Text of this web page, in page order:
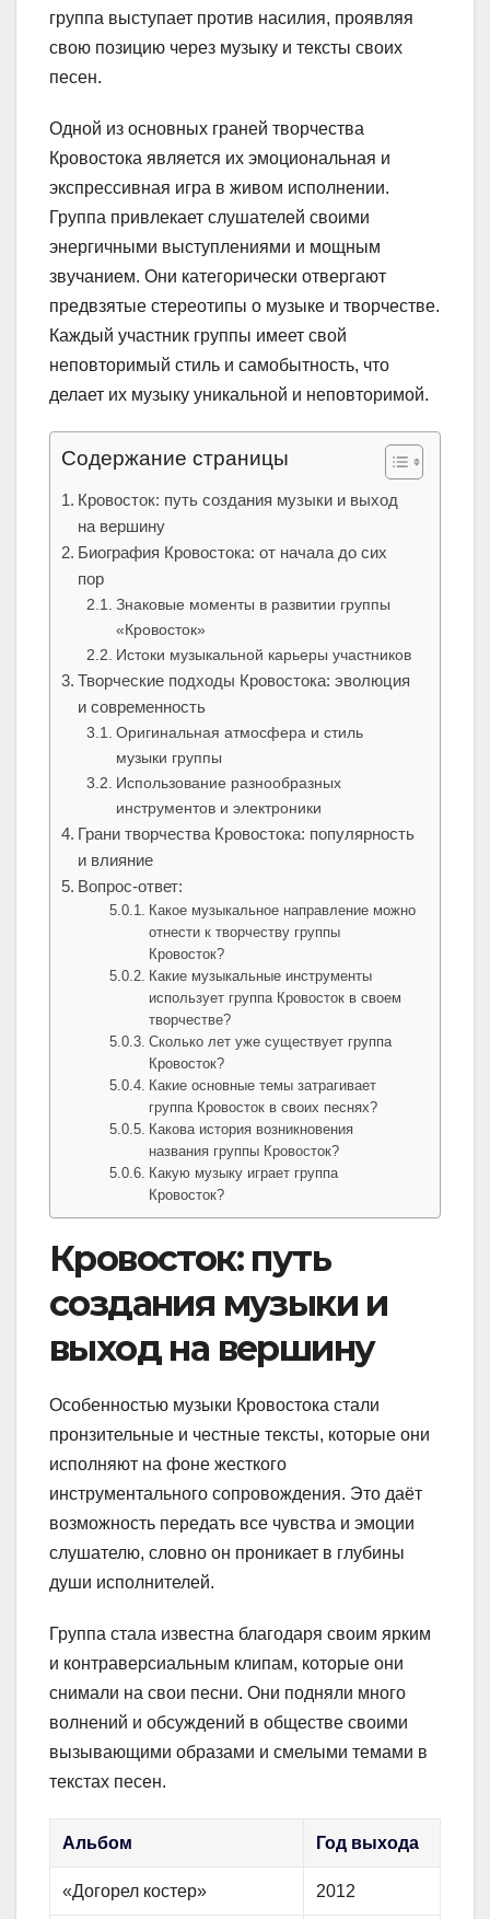
группа выступает против насилия, проявляя
свою позицию через музыку и тексты своих
песен.
Одной из основных граней творчества
Кровостока является их эмоциональная и
экспрессивная игра в живом исполнении.
Группа привлекает слушателей своими
энергичными выступлениями и мощным
звучанием. Они категорически отвергают
предвзятые стереотипы о музыке и творчестве.
Каждый участник группы имеет свой
неповторимый стиль и самобытность, что
делает их музыку уникальной и неповторимой.
Содержание страницы
Кровосток: путь создания музыки и выход
на вершину
Биография Кровостока: от начала до сих
пор
Знаковые моменты в развитии группы
«Кровосток»
Истоки музыкальной карьеры участников
Творческие подходы Кровостока: эволюция
и современность
Оригинальная атмосфера и стиль
музыки группы
Использование разнообразных
инструментов и электроники
Грани творчества Кровостока: популярность
и влияние
Вопрос-ответ:
Какое музыкальное направление можно
отнести к творчеству группы
Кровосток?
Какие музыкальные инструменты
использует группа Кровосток в своем
творчестве?
Сколько лет уже существует группа
Кровосток?
Какие основные темы затрагивает
группа Кровосток в своих песнях?
Какова история возникновения
названия группы Кровосток?
Какую музыку играет группа
Кровосток?
Кровосток: путь
создания музыки и
выход на вершину
Особенностью музыки Кровостока стали
пронзительные и честные тексты, которые они
исполняют на фоне жесткого
инструментального сопровождения. Это даёт
возможность передать все чувства и эмоции
слушателю, словно он проникает в глубины
души исполнителей.
Группа стала известна благодаря своим ярким
и контраверсиальным клипам, которые они
снимали на свои песни. Они подняли много
волнений и обсуждений в обществе своими
вызывающими образами и смелыми темами в
текстах песен.
Альбом Год выхода
«Догорел костер» 2012